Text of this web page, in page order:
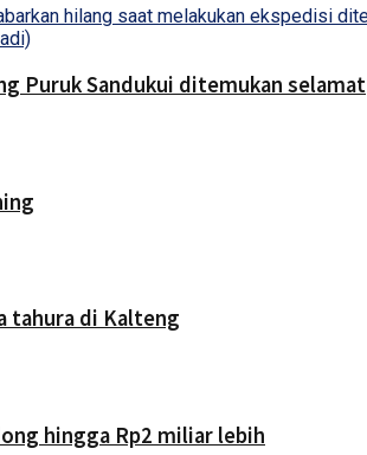
Puruk Sandukui ditemukan selamat
tahura di Kalteng
hingga Rp2 miliar lebih